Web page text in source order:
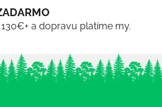
a dopravu platíme my.